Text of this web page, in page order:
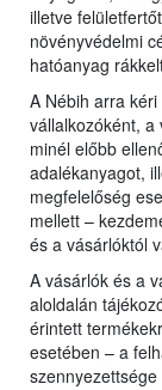
illetve
növényvédelmi
hatóanyag
A Nébih arra
vállalkozóként, a
minél előbb
adalékanyagot,
megfelelőség
mellett –
és a vásárlóktól
A vásárlók és a
aloldalán
érintett
esetében – a